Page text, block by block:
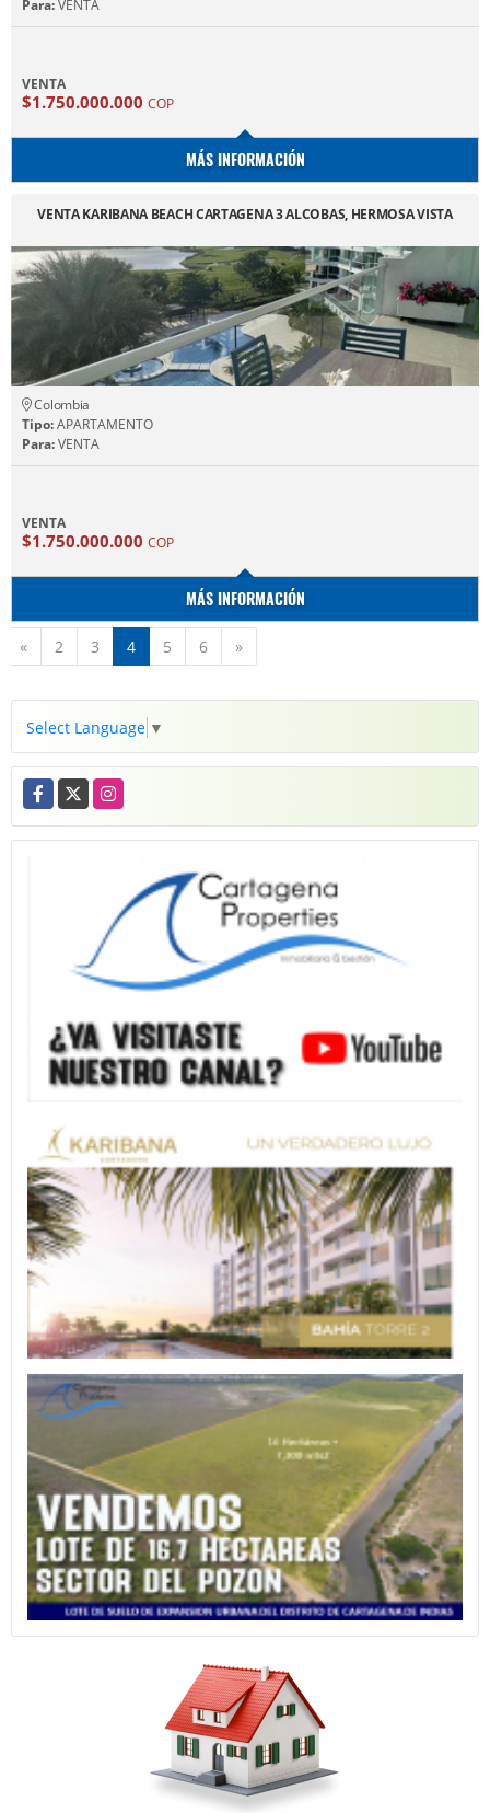
Para:VENTA
VENTA
$1.750.000.000 COP
MÁS INFORMACIÓN
VENTA KARIBANA BEACH CARTAGENA 3 ALCOBAS, HERMOSA VISTA
Colombia
Tipo:APARTAMENTO
Para:VENTA
VENTA
$1.750.000.000 COP
MÁS INFORMACIÓN
« Anterior
2 3 4 5 6 »
Select Language ▼
Facebook
X Instagram